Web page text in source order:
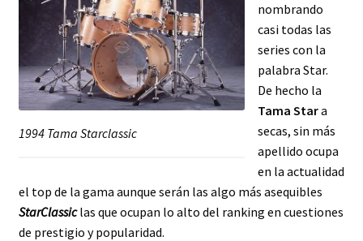
1994 Tama Starclassic
nombrando
casi todas las
series con la
palabra Star.
De hecho la
Tama Stara
secas, sin más
apellido ocupa
en la actualidad
el top de la gama aunque serán las algo más asequibles
StarClassiclas que ocupan lo alto del ranking en cuestiones
de prestigio y popularidad.